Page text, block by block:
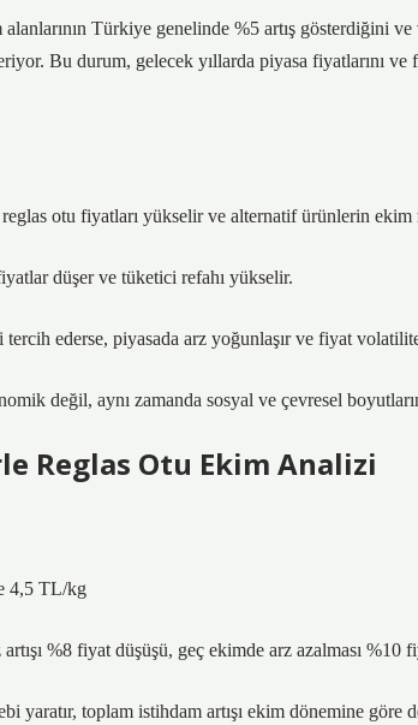
alanlarının Türkiye genelinde %5 artış gösterdiğini
Bu durum, gelecek yıllarda piyasa fiyatlarını ve
otu fiyatları yükselir ve alternatif ürünlerin ekim
düşer ve tüketici refahı yükselir.
ederse, piyasada arz yoğunlaşır ve fiyat
değil, aynı zamanda sosyal ve çevresel
Reglas Otu Ekim Analizi
4,5 TL/kg
%8 fiyat düşüşü, geç ekimde arz azalması %10
yaratır, toplam istihdam artışı ekim dönemine göre